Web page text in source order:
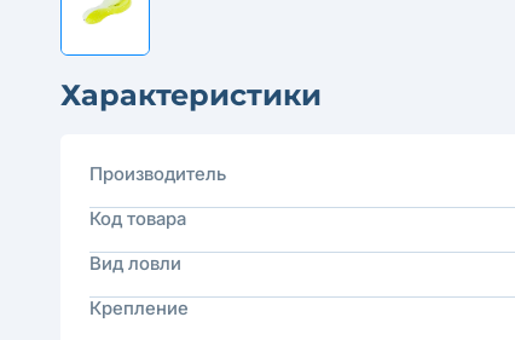
Характеристики
Производитель
Код товара
Вид ловли
Крепление